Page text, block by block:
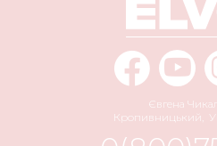
Євгена
Кропивницький